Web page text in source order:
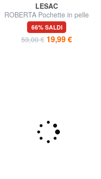
LESAC
ROBERTA Pochette in pelle
dollaro
66% SALDI
59,00 € 19,99 €